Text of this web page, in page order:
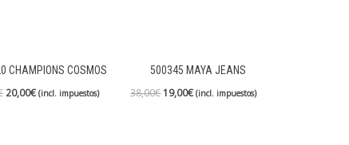
CHAMPIONS COSMOS
20,00€ (incl. impuestos)
500345 MAYA JEANS
38,00€ 19,00€ (incl. impuestos)